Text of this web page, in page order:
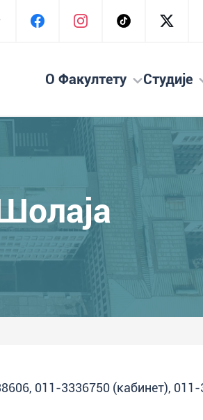
О Факултету Студије
011-3336750 (кабинет), 011-